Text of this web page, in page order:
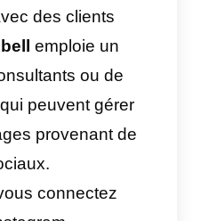
que vos clients
toujours à la
vos produits. Le
vous proposez doit
solutions réelles